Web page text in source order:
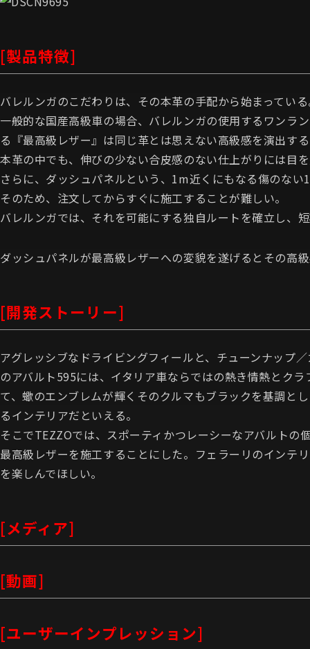
[製品特徴]
バレルンガのこだわりは、その本革の手配から始まってい
一般的な国産高級車の場合、バレルンガの使用するワンラ
る『最高級レザー』は同じ革とは思えない高級感を演出す
本革の中でも、伸びの少ない合皮感のない仕上がりには目
さらに、ダッシュパネルという、1m近くにもなる傷のな
そのため、注文してからすぐに施工することが難しい。
バレルンガでは、それを可能にする独自ルートを確立し、
ダッシュパネルが最高級レザーへの変貌を遂げるとその高
[開発ストーリー]
アグレッシブなドライビングフィールと、チューンナップ
のアバルト595には、イタリア車ならではの熱き情熱とク
て、蠍のエンブレムが輝くそのクルマもブラックを基調と
るインテリアだといえる。
そこでTEZZOでは、スポーティかつレーシーなアバルト
最高級レザーを施工することにした。フェラーリのインテ
を楽しんでほしい。
[メディア]
[動画]
[ユーザーインプレッション]